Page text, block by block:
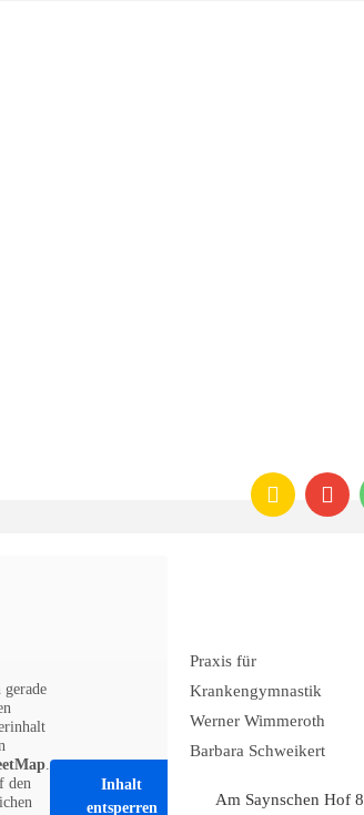
gerade
.
den
Inhalt
entsperren
Praxis für
Krankengymnastik
Werner Wimmeroth
Barbara Schweikert
Am Saynschen Hof 8